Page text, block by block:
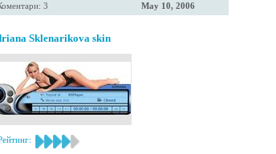
3
May 10, 2006
Sklenarikova skin